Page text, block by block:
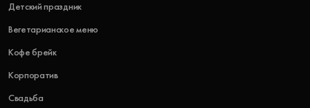
Детский праздник
Вегетарианское меню
Кофе брейк
Корпоратив
Свадьба